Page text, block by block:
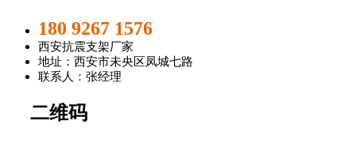
180 9267 1576
西安抗震支架厂家
地址：西安市未央区凤城七路
联系人：张经理
二维码